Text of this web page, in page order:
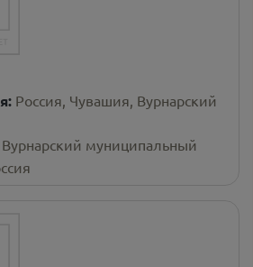
Россия, Чувашия, Вурнарский
Вурнарский муниципальный